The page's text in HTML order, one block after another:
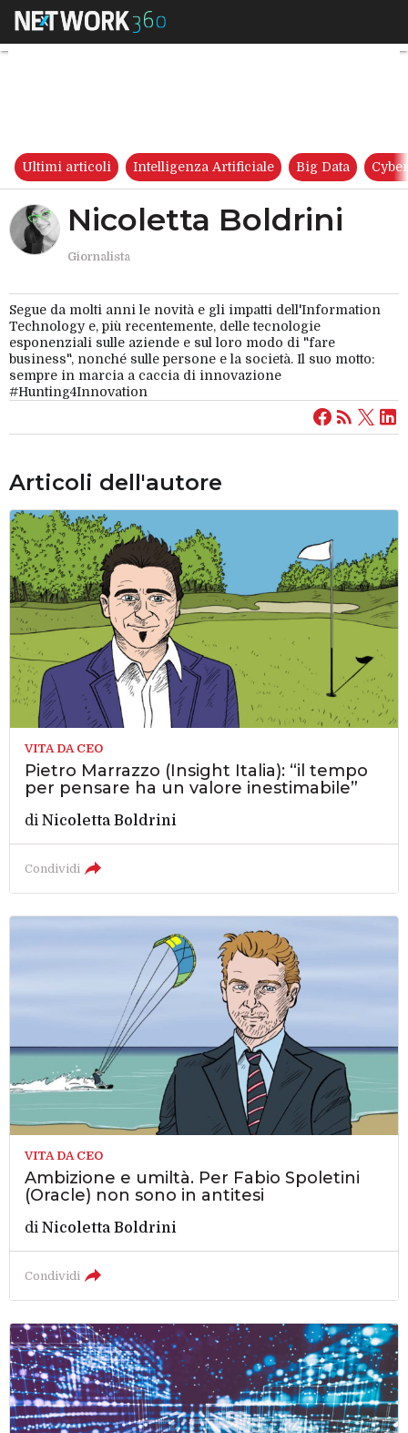
Nicoletta Boldrini
Ultimi articoli Intelligenza Artificiale Big Data
Nicoletta Boldrini
Giornalista
Segue da molti anni le novità e gli impatti dell'Information
Technology e, più recentemente, delle tecnologie
esponenziali sulle aziende e sul loro modo di "fare
business", nonché sulle persone e la società. Il suo motto:
sempre in marcia a caccia di innovazione
#Hunting4Innovation
Articoli dell'autore
VITA DA CEO
Pietro Marrazzo (Insight Italia): “il tempo
per pensare ha un valore inestimabile”
diNicoletta Boldrini
Condividi
VITA DA CEO
Ambizione e umiltà. Per Fabio Spoletini
(Oracle) non sono in antitesi
diNicoletta Boldrini
Condividi